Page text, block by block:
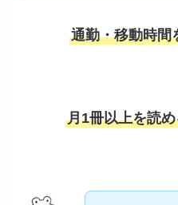
通勤・移動時間
月1冊以上を読